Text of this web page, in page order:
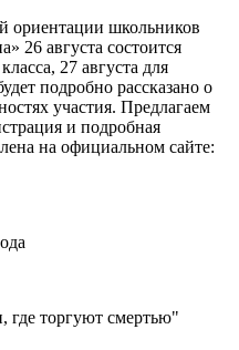
ориентации школьников
26 августа состоится
27 августа для
подробно рассказано о
участия. Предлагаем
и подробная
на официальном сайте:
торгуют смертью"